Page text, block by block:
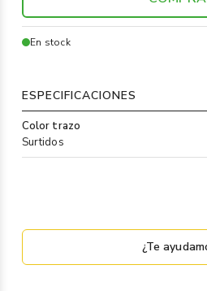
En stock
ESPECIFICACIONES
Color trazo
Surtidos
¿Te